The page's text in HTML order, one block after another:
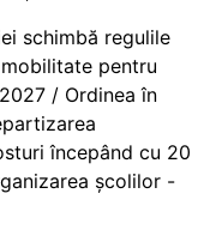
schimbă regulile
pentru
/ Ordinea în
începând cu 20
școlilor -